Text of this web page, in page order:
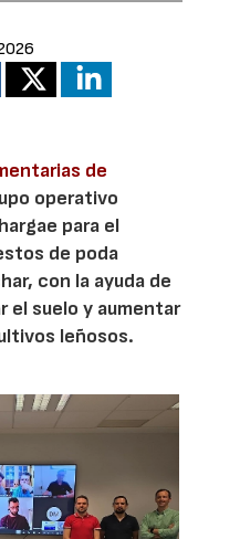
de
operativo
para el
de poda
con la ayuda de
el suelo y aumentar
leñosos.